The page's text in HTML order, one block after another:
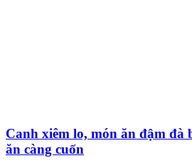
Canh xiêm lo, món ăn đậm đà
ăn càng cuốn